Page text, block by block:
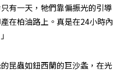
有一天，牠們靠偏振光的引導
在柏油路上。真是在24小時內
昆蟲如鈕西蘭的巨沙螽，在光